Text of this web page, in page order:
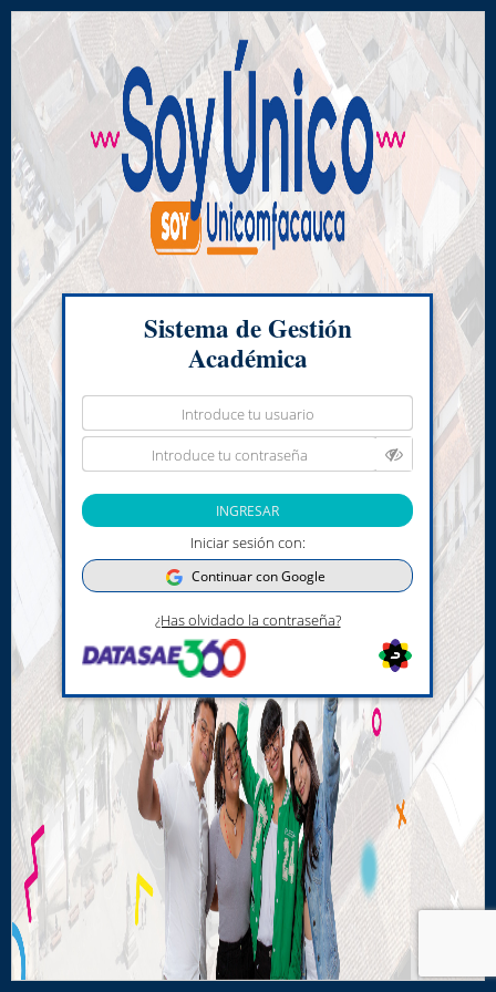
Sistema de Gestión
Académica
INGRESAR
Iniciar sesión con:
Continuar con Google
¿Has olvidado la contraseña?